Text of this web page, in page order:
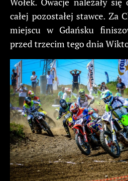
całej pozostałej stawce. Za
miejscu w Gdańsku
przed trzecim tego dnia